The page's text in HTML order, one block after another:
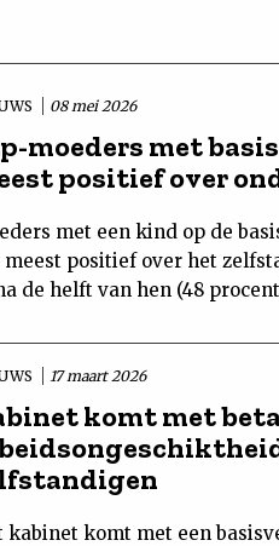
08 mei 2026
moeders met
positief over
met een kind op de
meest positief over het
de helft van hen (48
17 maart 2026
komt met
kabinet komt met een